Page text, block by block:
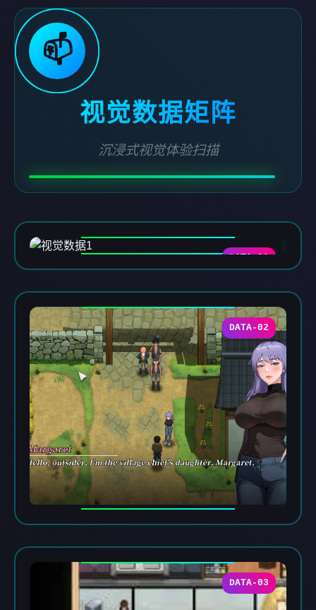
📫
视觉数据矩阵
沉浸式视觉体验扫描
DATA-01
DATA-02
DATA-03